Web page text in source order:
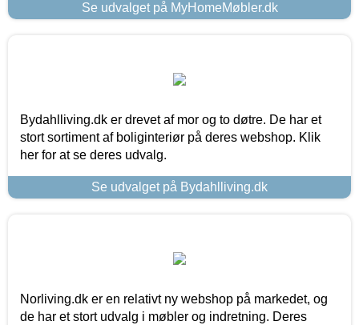
Se udvalget på MyHomeMøbler.dk
Bydahlliving.dk er drevet af mor og to døtre. De har et
stort sortiment af boliginteriør på deres webshop. Klik
her for at se deres udvalg.
Se udvalget på Bydahlliving.dk
Norliving.dk er en relativt ny webshop på markedet, og
de har et stort udvalg i møbler og indretning. Deres